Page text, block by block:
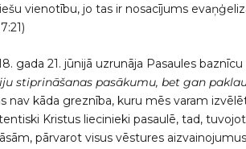
vienotību, jo tas ir nosacījums
gada 21. jūnijā uzrunāja Pasaules
stiprināšanas pasākumu, bet gan
nav kāda greznība, kuru mēs varam
Kristus liecinieki pasaulē, tad,
pārvarot visus vēstures